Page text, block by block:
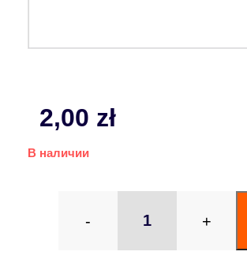
2,00 zł
В наличии
- +